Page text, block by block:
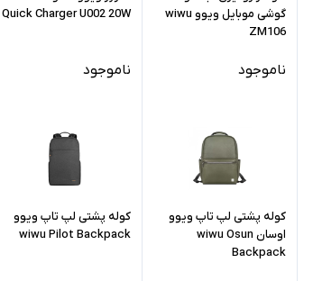
گوشی موبایل ویوو wiwu
ZM106
ناموجود
Quick Charger U002 20W
ناموجود
کوله پشتی لپ تاپ ویوو
اوسان wiwu Osun
Backpack
کوله پشتی لپ تاپ ویوو
wiwu Pilot Backpack